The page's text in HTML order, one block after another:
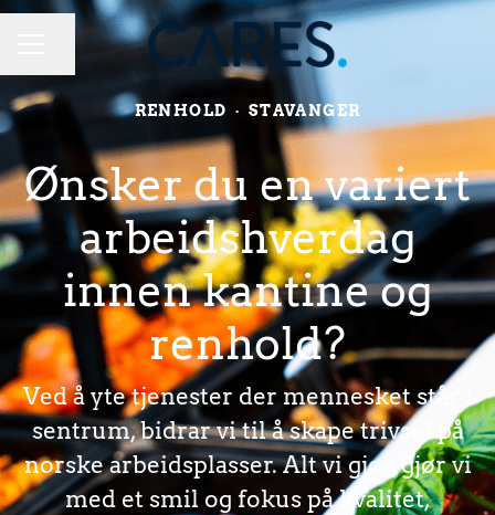
KARRIEREMENY
Del siden
RENHOLD · STAVANGER
Ønsker du en variert
arbeidshverdag
innen kantine og
renhold?
Ved å yte tjenester der mennesket står i
sentrum, bidrar vi til å skape trivsel på
norske arbeidsplasser. Alt vi gjør, gjør vi
med et smil og fokus på kvalitet,